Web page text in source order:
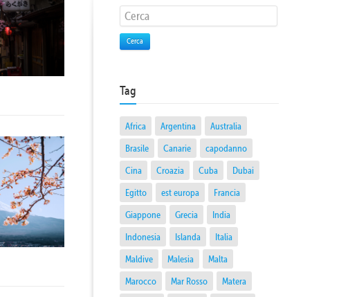
Cerca
Tag
Africa Argentina
Australia
Brasile
Canarie
capodanno
Cina
Croazia Cuba
Dubai
Egitto
est europa
Francia
Giappone
Grecia
India
Indonesia
Islanda
Italia
Maldive
Malesia
Malta
Marocco
Mar Rosso
Matera